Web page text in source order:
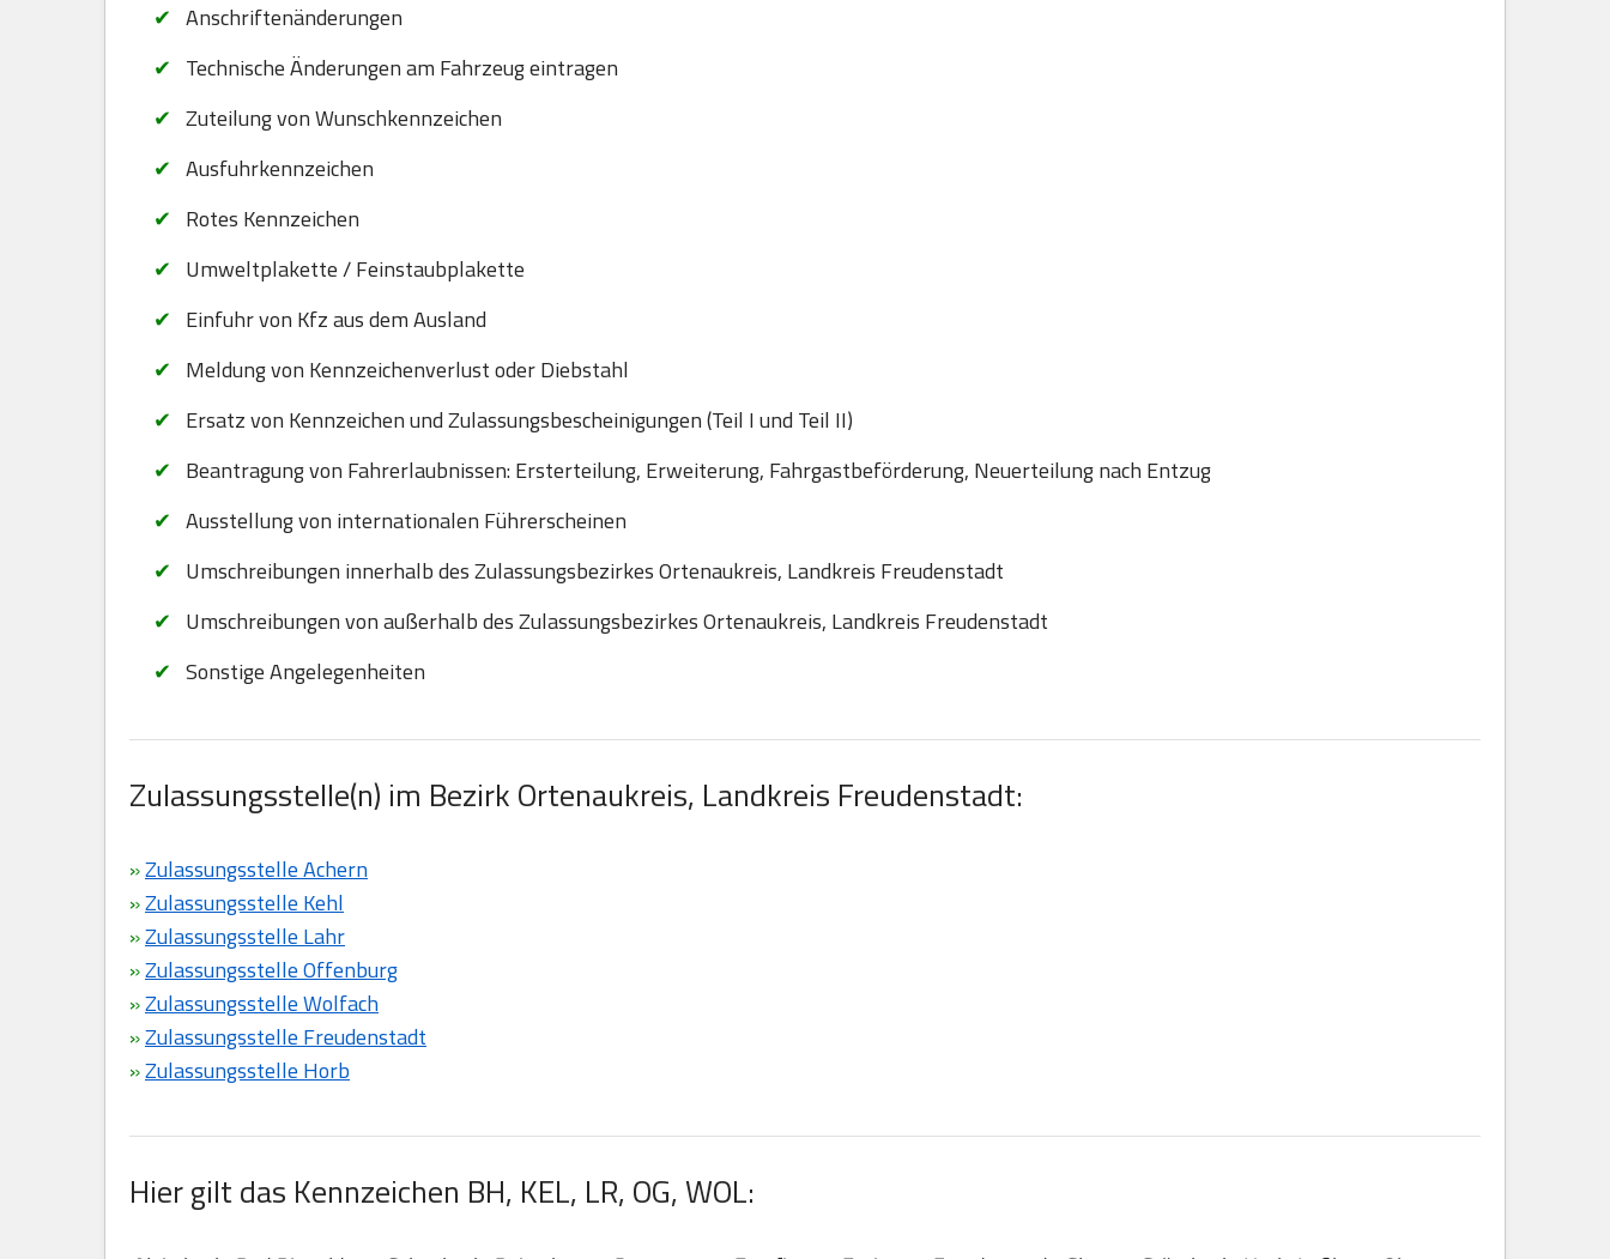
Anschriftenänderungen
Technische Änderungen am Fahrzeug eintragen
Zuteilung von Wunschkennzeichen
Ausfuhrkennzeichen
Rotes Kennzeichen
Umweltplakette / Feinstaubplakette
Einfuhr von Kfz aus dem Ausland
Meldung von Kennzeichenverlust oder Diebstahl
Ersatz von Kennzeichen und Zulassungsbescheinigungen (Teil I und Teil II)
Beantragung von Fahrerlaubnissen: Ersterteilung, Erweiterung, Fahrgastbeförderung, Neuerteilung nach Entzug
Ausstellung von internationalen Führerscheinen
Umschreibungen innerhalb des Zulassungsbezirkes Ortenaukreis, Landkreis Freudenstadt
Umschreibungen von außerhalb des Zulassungsbezirkes Ortenaukreis, Landkreis Freudenstadt
Sonstige Angelegenheiten
Zulassungsstelle(n) im Bezirk Ortenaukreis, Landkreis Freudenstadt:
»Zulassungsstelle Achern
»Zulassungsstelle Kehl
»Zulassungsstelle Lahr
»Zulassungsstelle Offenburg
»Zulassungsstelle Wolfach
»Zulassungsstelle Freudenstadt
»Zulassungsstelle Horb
Hier gilt das Kennzeichen BH, KEL, LR, OG, WOL: